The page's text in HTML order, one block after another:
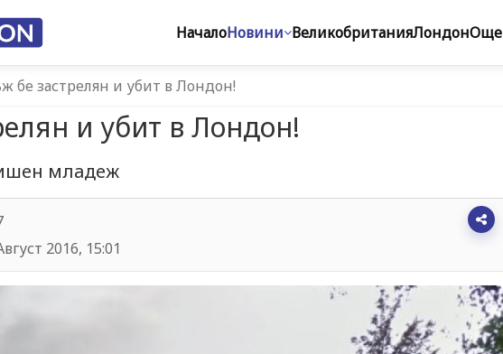
НачалоНовини ВеликобританияЛондонОще
бе застрелян и убит в Лондон!
и убит в Лондон!
младеж
2016, 15:01